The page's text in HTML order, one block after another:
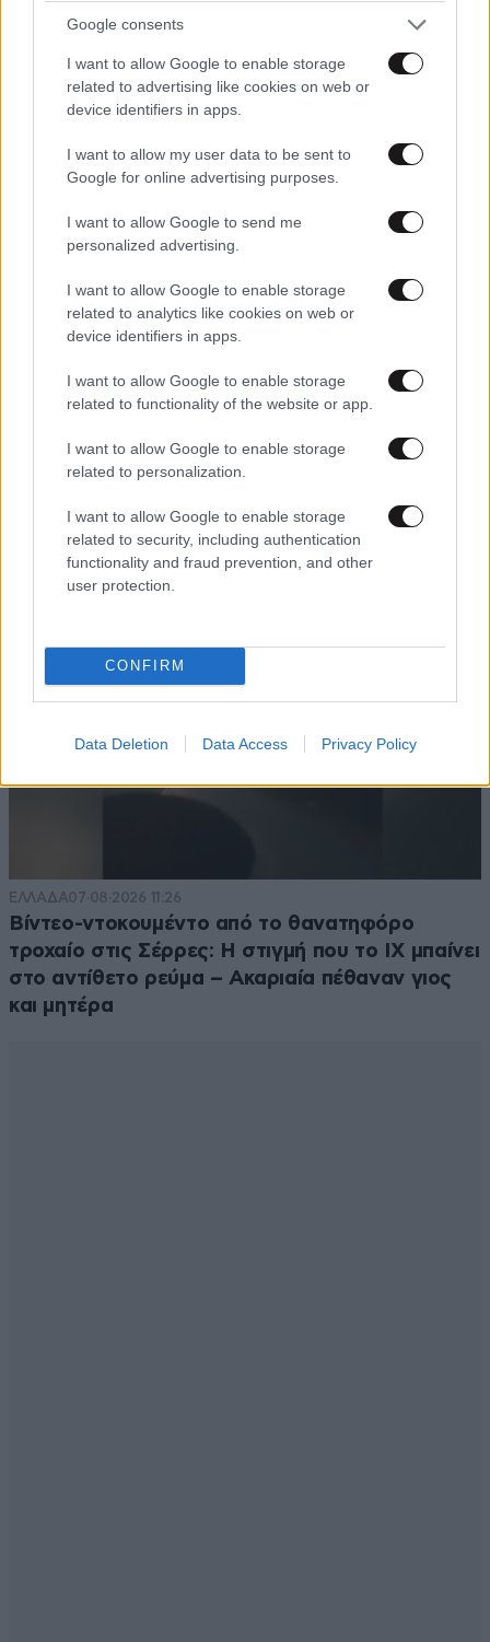
Google consents
I want to allow Google to enable storage
related to advertising like cookies on web or
device identifiers in apps.
I want to allow my user data to be sent to
Google for online advertising purposes.
I want to allow Google to send me
personalized advertising.
I want to allow Google to enable storage
related to analytics like cookies on web or
device identifiers in apps.
I want to allow Google to enable storage
related to functionality of the website or app.
I want to allow Google to enable storage
related to personalization.
I want to allow Google to enable storage
related to security, including authentication
functionality and fraud prevention, and other
user protection.
CONFIRM
Data Deletion Data Access Privacy Policy
ΠΡΟΣΘΕΣΤΕ ΤΟ ΣΧΟΛΙΟ ΣΑΣ
Xαρακτήρες: 0/1000
TRENDING
ΕΛΛΑΔΑ07·08·2026 11:26
Βίντεο-ντοκουμέντο από το θανατηφόρο
τροχαίο στις Σέρρες: Η στιγμή που το ΙΧ μπαίνει
στο αντίθετο ρεύμα – Ακαριαία πέθαναν γιος
και μητέρα